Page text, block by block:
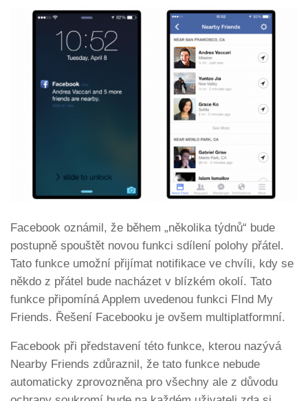
Facebook oznámil, že během „několika týdnů“ bude
postupně spouštět novou funkci sdílení polohy přátel.
Tato funkce umožní přijímat notifikace ve chvíli, kdy se
někdo z přátel bude nacházet v blízkém okolí. Tato
funkce připomíná Applem uvedenou funkci FInd My
Friends. Řešení Facebooku je ovšem multiplatformní.
Facebook při představení této funkce, kterou nazývá
Nearby Friends zdůraznil, že tato funkce nebude
automaticky zprovozněna pro všechny ale z důvodu